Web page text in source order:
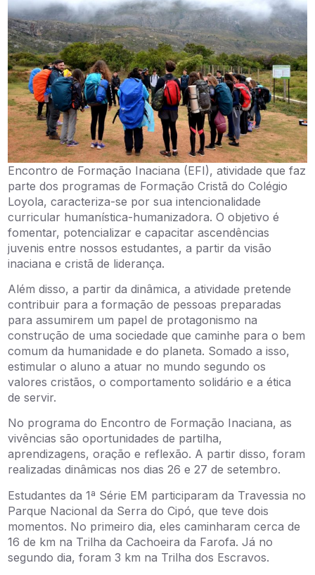
Encontro de Formação Inaciana (EFI), atividade que faz
parte dos programas de Formação Cristã do Colégio
Loyola, caracteriza-se por sua intencionalidade
curricular humanística-humanizadora. O objetivo é
fomentar, potencializar e capacitar ascendências
juvenis entre nossos estudantes, a partir da visão
inaciana e cristã de liderança.
Além disso, a partir da dinâmica, a atividade pretende
contribuir para a formação de pessoas preparadas
para assumirem um papel de protagonismo na
construção de uma sociedade que caminhe para o bem
comum da humanidade e do planeta. Somado a isso,
estimular o aluno a atuar no mundo segundo os
valores cristãos, o comportamento solidário e a ética
de servir.
No programa do Encontro de Formação Inaciana, as
vivências são oportunidades de partilha,
aprendizagens, oração e reflexão. A partir disso, foram
realizadas dinâmicas nos dias 26 e 27 de setembro.
Estudantes da 1ª Série EM participaram da Travessia no
Parque Nacional da Serra do Cipó, que teve dois
momentos. No primeiro dia, eles caminharam cerca de
16 de km na Trilha da Cachoeira da Farofa. Já no
segundo dia, foram 3 km na Trilha dos Escravos.